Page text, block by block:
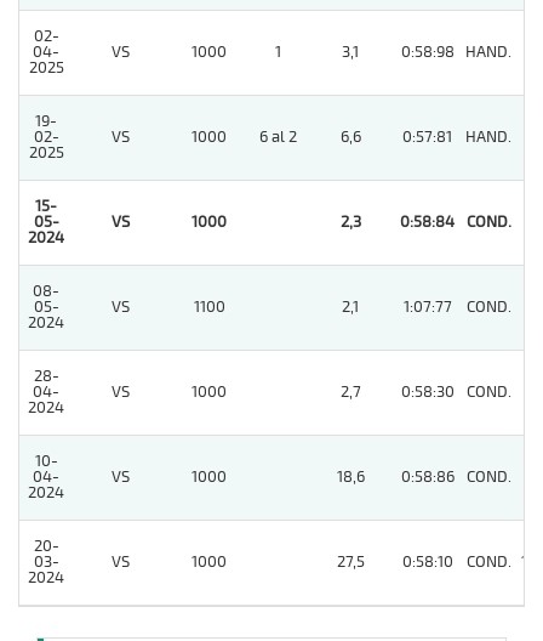
02-
04-
2025
VS 1000 1 3,1 0:58:98 HAND.
19-
02-
2025
VS 1000 6 al 2 6,6 0:57:81 HAND.
15-
05-
2024
VS 1000 2,3 0:58:84 COND.
08-
05-
2024
VS 1100 2,1 1:07:77 COND.
28-
04-
2024
VS 1000 2,7 0:58:30 COND.
10-
04-
2024
VS 1000 18,6 0:58:86 COND.
20-
03-
2024
VS 1000 27,5 0:58:10 COND. 14